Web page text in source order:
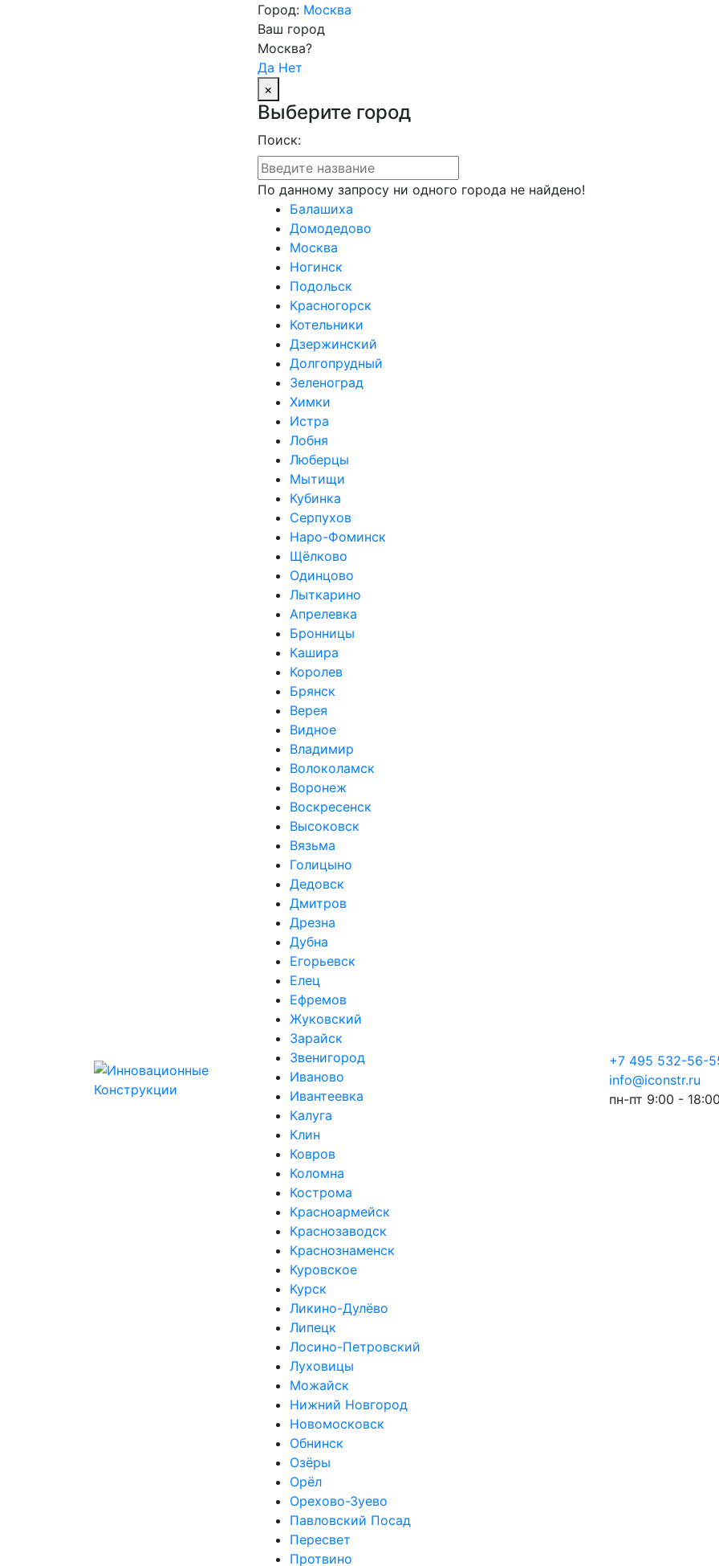
Город: Москва
Ваш город
Москва?
Да Нет
×
Выберите город
Поиск:
По данному запросу ни одного города не найдено!
Балашиха
Домодедово
Москва
Ногинск
Подольск
Красногорск
Котельники
Дзержинский
Долгопрудный
Зеленоград
Химки
Истра
Лобня
Люберцы
Мытищи
Кубинка
Серпухов
Наро-Фоминск
Щёлково
Одинцово
Лыткарино
Апрелевка
Бронницы
Кашира
Королев
Брянск
Верея
Видное
Владимир
Волоколамск
Воронеж
Воскресенск
Высоковск
Вязьма
Голицыно
Дедовск
Дмитров
Дрезна
Дубна
Егорьевск
Елец
Ефремов
Жуковский
Зарайск
Звенигород
Иваново
Ивантеевка
Калуга
Клин
Ковров
Коломна
Кострома
Красноармейск
Краснозаводск
Краснознаменск
Куровское
Курск
Ликино-Дулёво
Липецк
Лосино-Петровский
Луховицы
Можайск
Нижний Новгород
Новомосковск
Обнинск
Озёры
Орёл
Орехово-Зуево
Павловский Посад
Пересвет
Протвино
+7 495 532-56-
info@iconstr.ru
пн-пт 9:00 -